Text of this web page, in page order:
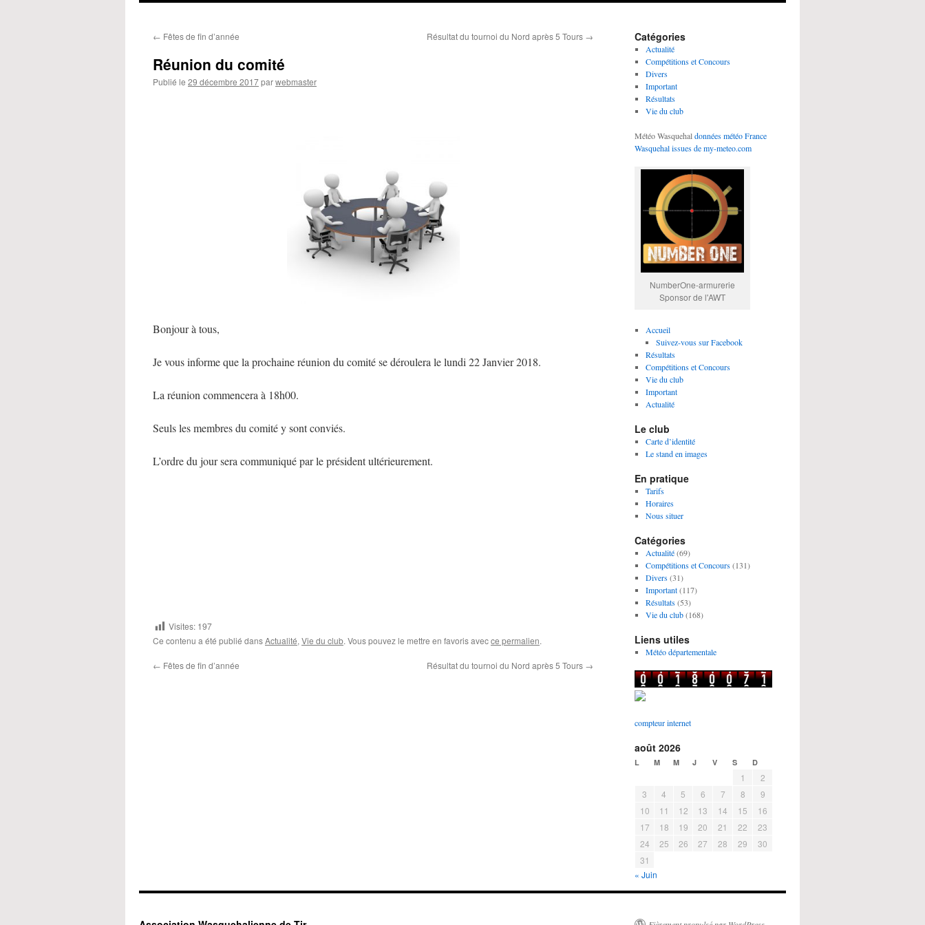
← Fêtes de fin d’année Résultat du tournoi du Nord après 5 Tours →
Réunion du comité
Publié le 29 décembre 2017parwebmaster
Bonjour à tous,
Je vous informe que la prochaine réunion du comité se déroulera le lundi 22 Janvier 2018.
La réunion commencera à 18h00.
Seuls les membres du comité y sont conviés.
L’ordre du jour sera communiqué par le président ultérieurement.
Visites: 197
Ce contenu a été publié dansActualité, Vie du club. Vous pouvez le mettre en favoris avecce permalien.
← Fêtes de fin d’année Résultat du tournoi du Nord après 5 Tours →
Catégories
Actualité
Compétitions et Concours
Divers
Important
Résultats
Vie du club
Météo Wasquehaldonnées météo France
Wasquehal issues de my-meteo.com
NumberOne-armurerie
Sponsor de l'AWT
Accueil
Suivez-vous sur Facebook
Résultats
Compétitions et Concours
Vie du club
Important
Actualité
Le club
Carte d’identité
Le stand en images
En pratique
Tarifs
Horaires
Nous situer
Catégories
Actualité(69)
Compétitions et Concours(131)
Divers(31)
Important(117)
Résultats(53)
Vie du club(168)
Liens utiles
Météo départementale
compteur internet
août 2026
L M M J V S D
1
2
3
4 5 6 7 8
9
10
11 12 13 14 15
16
17
18 19 20 21 22
23
24
25 26 27 28 29
30
31
« Juin